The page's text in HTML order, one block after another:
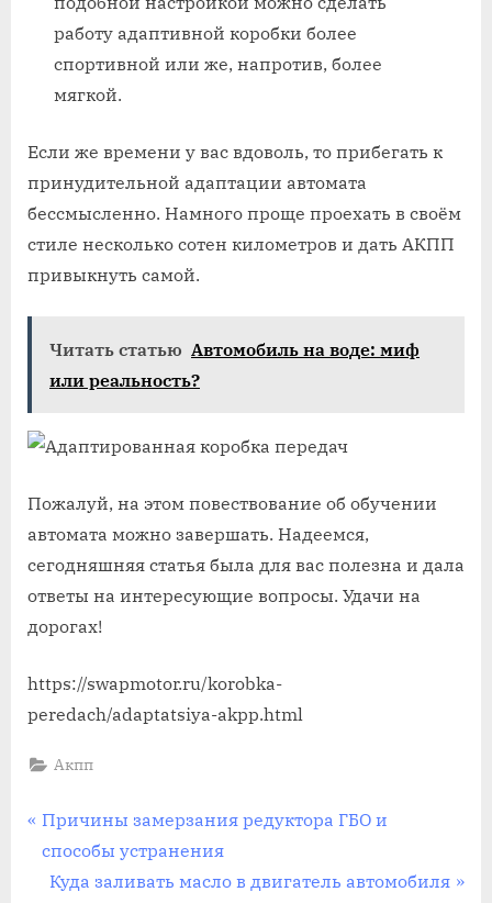
работу адаптивной коробки более
спортивной или же, напротив, более
мягкой.
Если же времени у вас вдоволь, то прибегать к
принудительной адаптации автомата
бессмысленно. Намного проще проехать в своём
стиле несколько сотен километров и дать АКПП
привыкнуть самой.
Читать статью Автомобиль на воде: миф
или реальность?
Пожалуй, на этом повествование об обучении
автомата можно завершать. Надеемся,
сегодняшняя статья была для вас полезна и дала
ответы на интересующие вопросы. Удачи на
дорогах!
https://swapmotor.ru/korobka-
peredach/adaptatsiya-akpp.html
Акпп
Навигация
по
P
r
Причины замерзания редуктора ГБО и
способы устранения
N
Куда заливать масло в двигатель автомобиля